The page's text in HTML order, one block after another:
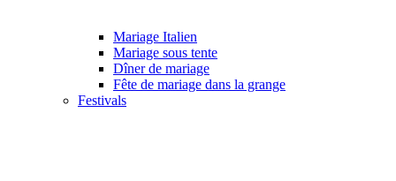
Mariage Italien
Mariage sous tente
Dîner de mariage
Fête de mariage dans la grange
Festivals